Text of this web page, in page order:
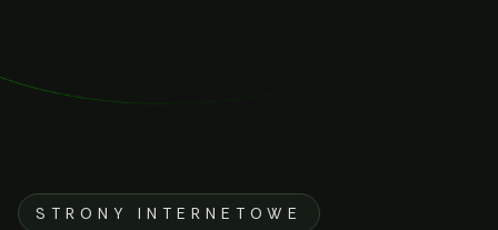
STRONY INTERNETOWE